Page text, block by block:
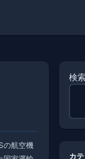
の航空機
検索
カ